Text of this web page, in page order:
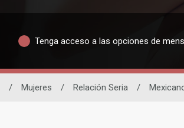
Tenga acceso a las opciones de
/ Mujeres / Relación Seria /